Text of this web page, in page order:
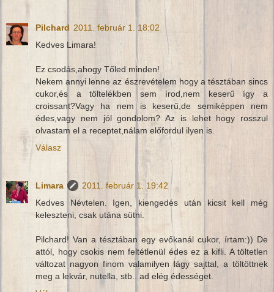
Pilchard 2011. február 1. 18:02
Kedves Limara!
Ez csodás,ahogy Tőled minden!
Nekem annyi lenne az észrevételem hogy a tésztában sincs
cukor,és a töltelékben sem írod,nem keserű így a
croissant?Vagy ha nem is keserű,de semiképpen nem
édes,vagy nem jól gondolom? Az is lehet hogy rosszul
olvastam el a receptet,nálam előfordul ilyen is.
Válasz
Limara
2011. február 1. 19:42
Kedves Névtelen. Igen, kiengedés után kicsit kell még
keleszteni, csak utána sütni.
Pilchard! Van a tésztában egy evőkanál cukor, írtam:)) De
attól, hogy csokis nem feltétlenül édes ez a kifli. A töltetlen
változat nagyon finom valamilyen lágy sajttal, a töltöttnek
meg a lekvár, nutella, stb.. ad elég édességet.